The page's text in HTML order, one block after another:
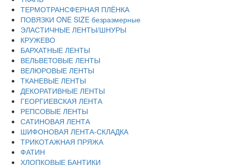
ТЕРМОТРАНСФЕРНАЯ ПЛЁНКА
ПОВЯЗКИ ONE SIZE безразмерные
ЭЛАСТИЧНЫЕ ЛЕНТЫ/ШНУРЫ
КРУЖЕВО
БАРХАТНЫЕ ЛЕНТЫ
ВЕЛЬВЕТОВЫЕ ЛЕНТЫ
ВЕЛЮРОВЫЕ ЛЕНТЫ
ТКАНЕВЫЕ ЛЕНТЫ
ДЕКОРАТИВНЫЕ ЛЕНТЫ
ГЕОРГИЕВСКАЯ ЛЕНТА
РЕПСОВЫЕ ЛЕНТЫ
САТИНОВАЯ ЛЕНТА
ШИФОНОВАЯ ЛЕНТА-СКЛАДКА
ТРИКОТАЖНАЯ ПРЯЖА
ФАТИН
ХЛОПКОВЫЕ БАНТИКИ